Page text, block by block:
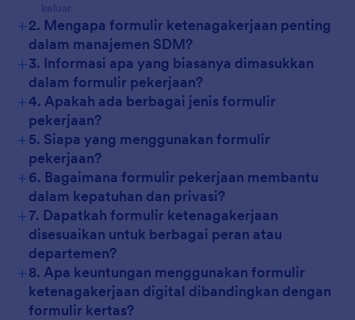
keluar.
+2. Mengapa formulir ketenagakerjaan penting
dalam manajemen SDM?
+3. Informasi apa yang biasanya dimasukkan
dalam formulir pekerjaan?
+4. Apakah ada berbagai jenis formulir
pekerjaan?
+5. Siapa yang menggunakan formulir
pekerjaan?
+6. Bagaimana formulir pekerjaan membantu
dalam kepatuhan dan privasi?
+7. Dapatkah formulir ketenagakerjaan
disesuaikan untuk berbagai peran atau
departemen?
+8. Apa keuntungan menggunakan formulir
ketenagakerjaan digital dibandingkan dengan
formulir kertas?